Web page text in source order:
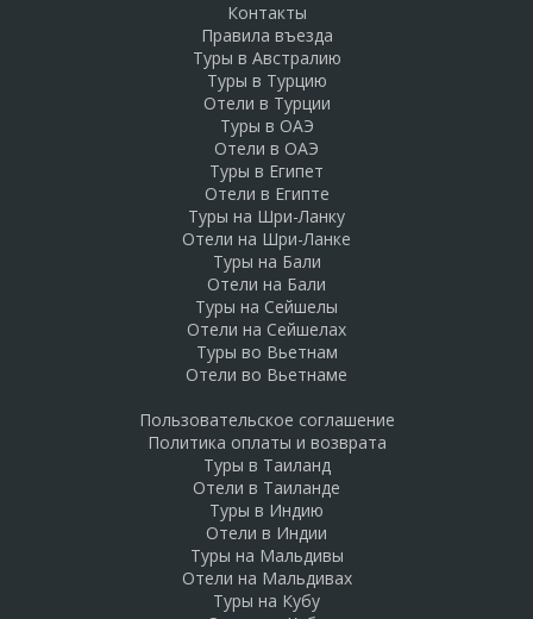
Контакты
Правила въезда
Туры в Австралию
Туры в Турцию
Отели в Турции
Туры в ОАЭ
Отели в ОАЭ
Туры в Египет
Отели в Египте
Туры на Шри-Ланку
Отели на Шри-Ланке
Туры на Бали
Отели на Бали
Туры на Сейшелы
Отели на Сейшелах
Туры во Вьетнам
Отели во Вьетнаме
Пользовательское соглашение
Политика оплаты и возврата
Туры в Таиланд
Отели в Таиланде
Туры в Индию
Отели в Индии
Туры на Мальдивы
Отели на Мальдивах
Туры на Кубу